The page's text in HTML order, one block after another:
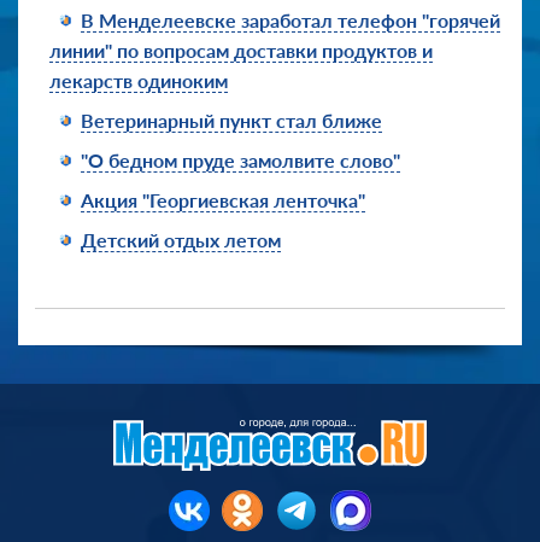
В Менделеевске заработал телефон "горячей
линии" по вопросам доставки продуктов и
лекарств одиноким
Ветеринарный пункт стал ближе
"О бедном пруде замолвите слово"
Акция "Георгиевская ленточка"
Детский отдых летом